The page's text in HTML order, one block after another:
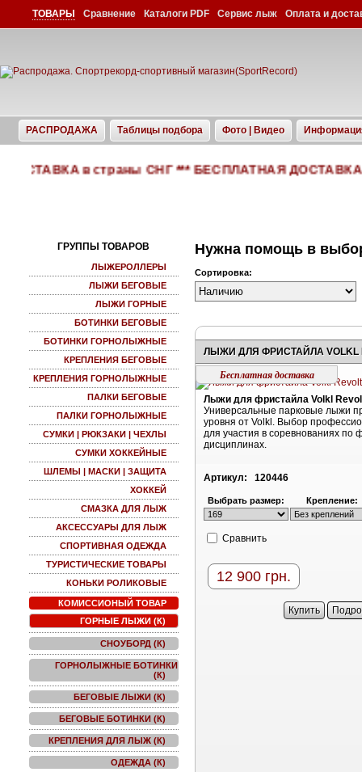
ТОВАРЫ Сравнение Каталоги PDF Сервис лыж Оплата и
РАСПРОДАЖА Таблицы подбора Фото | Видео
в страны СНГ *** БЕСПЛАТНАЯ ДОСТАВКА по
ГРУППЫ ТОВАРОВ
ЛЫЖЕРОЛЛЕРЫ
ЛЫЖИ БЕГОВЫЕ
ЛЫЖИ ГОРНЫЕ
БОТИНКИ БЕГОВЫЕ
БОТИНКИ ГОРНОЛЫЖНЫЕ
КРЕПЛЕНИЯ БЕГОВЫЕ
КРЕПЛЕНИЯ ГОРНОЛЫЖНЫЕ
ПАЛКИ БЕГОВЫЕ
ПАЛКИ ГОРНОЛЫЖНЫЕ
СУМКИ | РЮКЗАКИ | ЧЕХЛЫ
СУМКИ ХОККЕЙНЫЕ
ШЛЕМЫ | МАСКИ | ЗАЩИТА
ХОККЕЙ
СМАЗКА ДЛЯ ЛЫЖ
АКСЕССУАРЫ ДЛЯ ЛЫЖ
СПОРТИВНАЯ ОДЕЖДА
ТУРИСТИЧЕСКИЕ ТОВАРЫ
КОНЬКИ РОЛИКОВЫЕ
КОМИССИОНЫЙ ТОВАР
ГОРНЫЕ ЛЫЖИ (К)
СНОУБОРД (К)
ГОРНОЛЫЖНЫЕ БОТИНКИ
(К)
БЕГОВЫЕ ЛЫЖИ (К)
БЕГОВЫЕ БОТИНКИ (К)
КРЕПЛЕНИЯ ДЛЯ ЛЫЖ (К)
ОДЕЖДА (К)
Нужна помощь в
Сортировка:
ЛЫЖИ ДЛЯ ФРИСТАЙЛА VOLKL
Бесплатная доставка
Лыжи для фристайла Volkl
Универсальные парковые лыжи
уровня от Volkl. Выбор
для участия в соревнованиях по
дисциплинах.
Артикул: 120446
Выбрать размер: Крепление:
Cравнить
12 900 грн.
Купить